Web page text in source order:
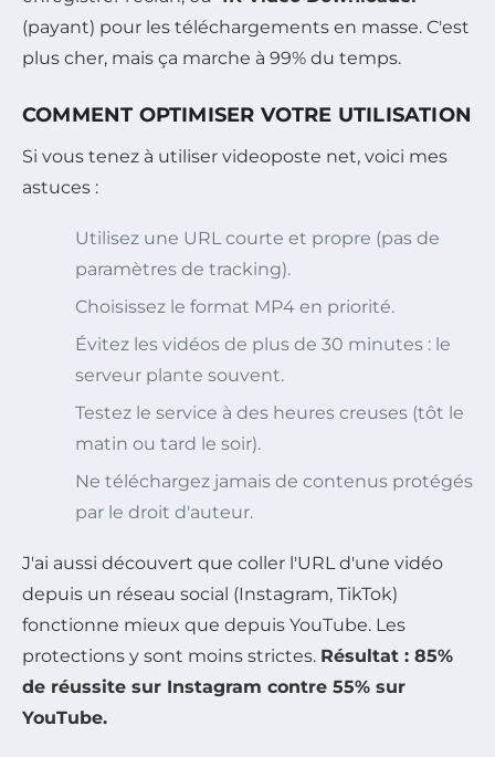
(payant) pour les téléchargements en masse. C'est
plus cher, mais ça marche à 99% du temps.
COMMENT OPTIMISER VOTRE UTILISATION
Si vous tenez à utiliser videoposte net, voici mes
astuces :
Utilisez une URL courte et propre (pas de
paramètres de tracking).
Choisissez le format MP4 en priorité.
Évitez les vidéos de plus de 30 minutes : le
serveur plante souvent.
Testez le service à des heures creuses (tôt le
matin ou tard le soir).
Ne téléchargez jamais de contenus protégés
par le droit d'auteur.
J'ai aussi découvert que coller l'URL d'une vidéo
depuis un réseau social (Instagram, TikTok)
fonctionne mieux que depuis YouTube. Les
protections y sont moins strictes. Résultat : 85%
de réussite sur Instagram contre 55% sur
YouTube.